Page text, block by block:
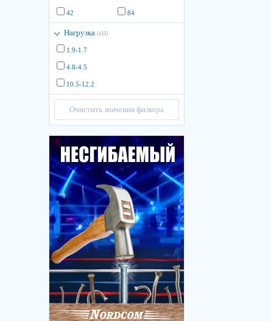
42 84
Нагрузка (кН)
1.9-1.7
4.8-4.5
10.5-12.2
Очистить значения фильтра